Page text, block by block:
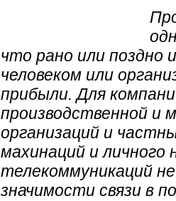
что рано или поздно
человеком или
прибыли. Для
производственной и
организаций и
махинаций и личного
телекоммуникаций
значимости связи в